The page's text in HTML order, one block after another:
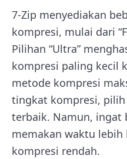
7-Zip menyediakan
kompresi, mulai dari
Pilihan “Ultra”
kompresi paling kecil
metode kompresi
tingkat kompresi, pilih
terbaik. Namun, ingat
memakan waktu
kompresi rendah.